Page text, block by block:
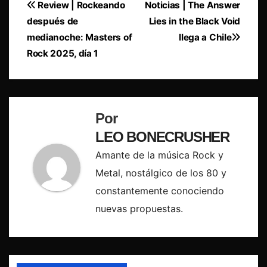
Navegación
de
entradas
Noticias | The Answer
Lies in the Black Void
llega a Chile
Review | Rockeando
después de
medianoche: Masters of
Rock 2025, día 1
Por
LEO BONECRUSHER
Amante de la música Rock y
Metal, nostálgico de los 80 y
constantemente conociendo
nuevas propuestas.